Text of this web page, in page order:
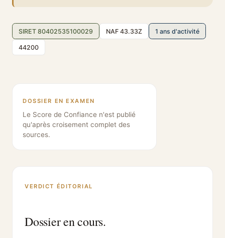
SIRET 80402535100029 NAF 43.33Z 1 ans d'activité
44200
DOSSIER EN EXAMEN
Le Score de Confiance n'est publié
qu'après croisement complet des
sources.
VERDICT ÉDITORIAL
Dossier en cours.